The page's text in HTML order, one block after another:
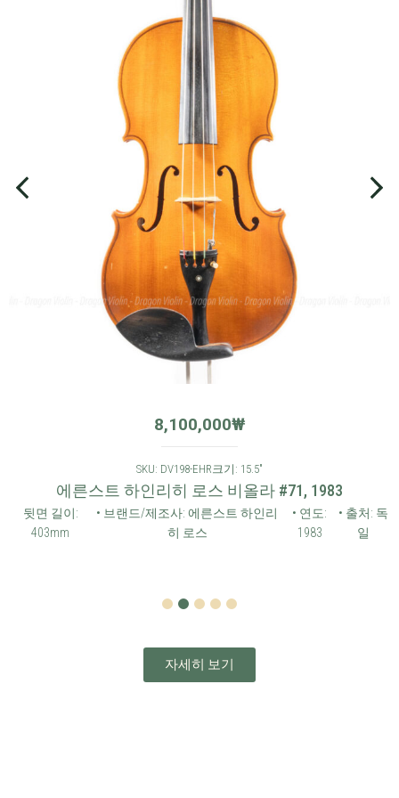
8,100,000₩
SKU: DV198-EHR 크기: 15.5"
에른스트 하인리히 로스 비올라 #71, 1983
뒷면 길이:
403mm
• 브랜드/제조사: 에른스트 하인리
히 로스
• 연도:
1983
• 출처: 독
일
4 5
자세히 보기